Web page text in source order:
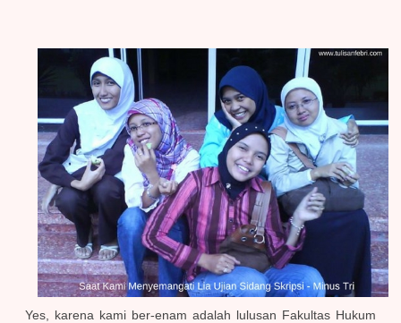
Yes, karena kami ber-enam adalah lulusan Fakultas Hukum